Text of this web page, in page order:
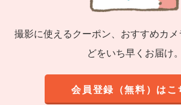
撮影に使えるクーポン、おすすめカ
どをいち早くお届け。
会員登録（無料）はこ